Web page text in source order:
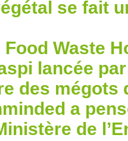
se fait
Food Waste
lancée
des mégots
a
de